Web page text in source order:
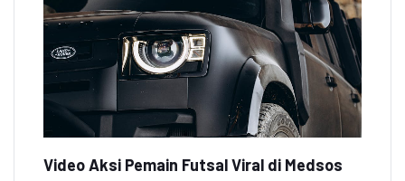
Video Aksi Pemain Futsal Viral di Medsos